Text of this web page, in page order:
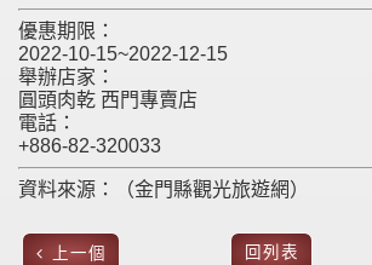
優惠期限：
2022-10-15~2022-12-15
舉辦店家：
圓頭肉乾 西門專賣店
電話：
+886-82-320033
資料來源：（金門縣觀光旅遊網）
上一個 回列表